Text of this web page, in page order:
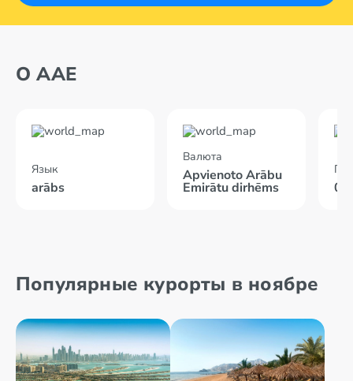
О AAE
Язык
arābs
Валюта
Apvienoto Arābu
Emirātu dirhēms
Популярные курорты в ноябре